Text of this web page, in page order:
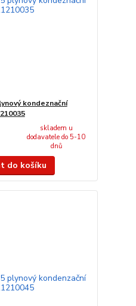
kondeznační
skladem u
dodavatele do 5-10
dnů
do košíku